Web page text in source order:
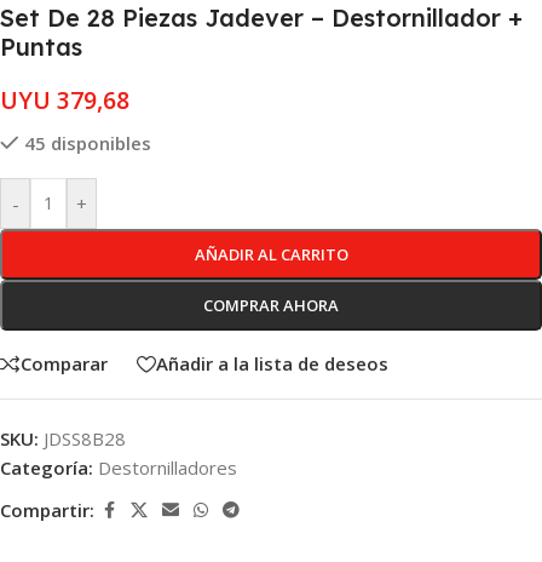
Set De 28 Piezas Jadever – Destornillador +
Puntas
UYU 379,68
45 disponibles
- +
AÑADIR AL CARRITO
COMPRAR AHORA
Comparar Añadir a la lista de deseos
SKU: JDSS8B28
Categoría: Destornilladores
Compartir: